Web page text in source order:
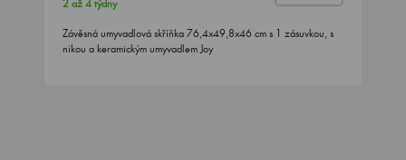
2 až 4 týdny
Závěsná umyvadlová skříňka 76,4x49,8x46 cm s 1 zásuvkou, s
nikou a keramickým umyvadlem Joy